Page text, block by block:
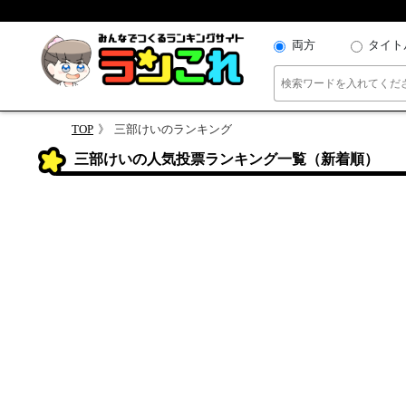
両方 タイト
TOP 三部けいのランキング
三部けいの人気投票ランキング一覧（新着順）